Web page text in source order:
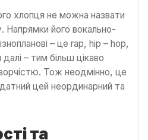
хлопця не можна назвати
Напрямки його вокально-
– це rap, hip – hop,
– тим більш цікаво
Тож неодмінно, це
цей неординарний та
та